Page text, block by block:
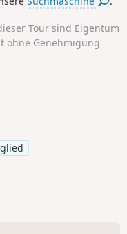
Petite Salette de
Tour sind Eigentum
ohne Genehmigung